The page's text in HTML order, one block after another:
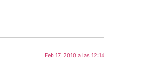
Feb 17, 2010 a las 12:14